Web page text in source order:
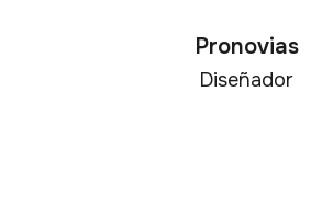
Pronovias
Diseñador